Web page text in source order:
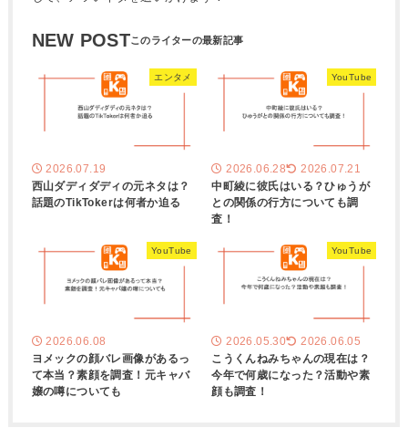
NEW POST
エンタメ
2026.07.19
西山ダディダディの元ネタは？
話題のTikTokerは何者か迫る
YouTube
2026.06.28 2026.07.21
中町綾に彼氏はいる？ひゅうが
との関係の行方についても調
査！
YouTube
2026.06.08
ヨメックの顔バレ画像があるっ
て本当？素顔を調査！元キャバ
嬢の噂についても
YouTube
2026.05.30 2026.06.05
こうくんねみちゃんの現在は？
今年で何歳になった？活動や素
顔も調査！